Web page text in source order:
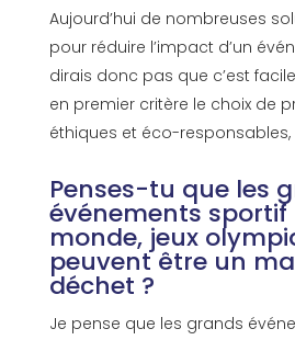
Aujourd’hui de nombreuses
pour réduire l’impact d’un
dirais donc pas que c’est
en premier critère le choix de
éthiques et éco-responsables,
Penses-tu que les
événements
monde, jeux
peuvent être un
déchet ?
Je pense que les grands